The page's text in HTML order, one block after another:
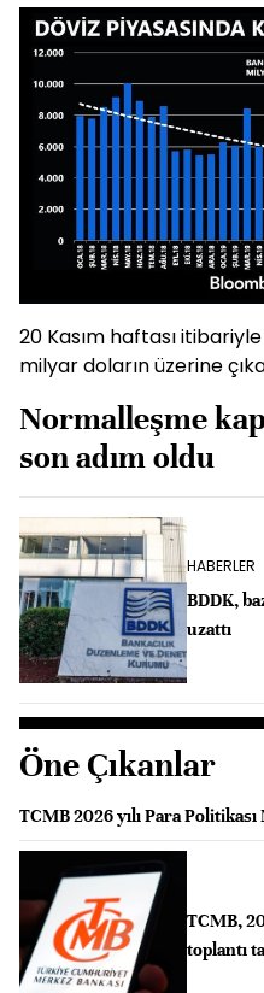
20 Kasım haftası
milyar doların üzerine
Normalleşme
son adım oldu
HABERLER
BDDK,
uzattı
Öne Çıkanlar
TCMB 2026 yılı Para
TCMB,
toplantı